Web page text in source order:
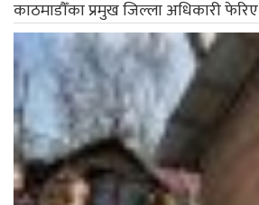
काठमाडौँका प्रमुख जिल्ला अधिकारी फेरिए